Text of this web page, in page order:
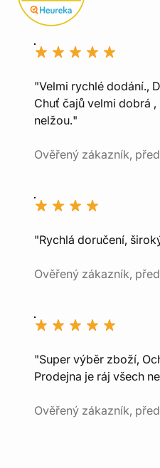
"Velmi rychlé dodání.,
Chuť čajů velmi dobrá
nelžou."
Ověřený zákazník,
"Rychlá doručení,
Ověřený zákazník,
"Super výběr zboží,
Prodejna je ráj všech
Ověřený zákazník,